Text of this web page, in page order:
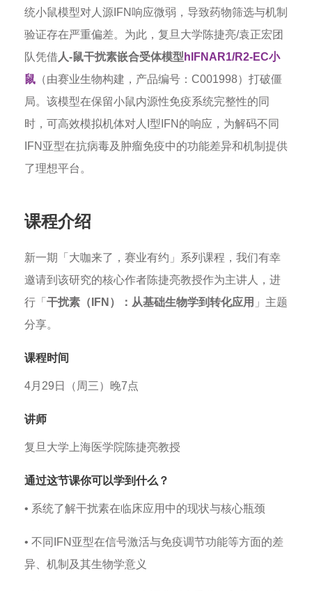
统小鼠模型对人源IFN响应微弱，导致药物筛选与机制
验证存在严重偏差。为此，复旦大学陈捷亮/袁正宏团
队凭借人-鼠干扰素嵌合受体模型 hIFNAR1/R2-EC小
鼠 （由赛业生物构建，产品编号：C001998）打破僵
局。该模型在保留小鼠内源性免疫系统完整性的同
时，可高效模拟机体对人I型IFN的响应，为解码不同
IFN亚型在抗病毒及肿瘤免疫中的功能差异和机制提供
了理想平台。
课程介绍
新一期「大咖来了，赛业有约」系列课程，我们有幸
邀请到该研究的核心作者陈捷亮教授作为主讲人，进
行「 干扰素（IFN）：从基础生物学到转化应用 」主题
分享。
课程时间
4月29日（周三）晚7点
讲师
复旦大学上海医学院陈捷亮教授
通过这节课你可以学到什么？
• 系统了解干扰素在临床应用中的现状与核心瓶颈
• 不同IFN亚型在信号激活与免疫调节功能等方面的差
异、机制及其生物学意义